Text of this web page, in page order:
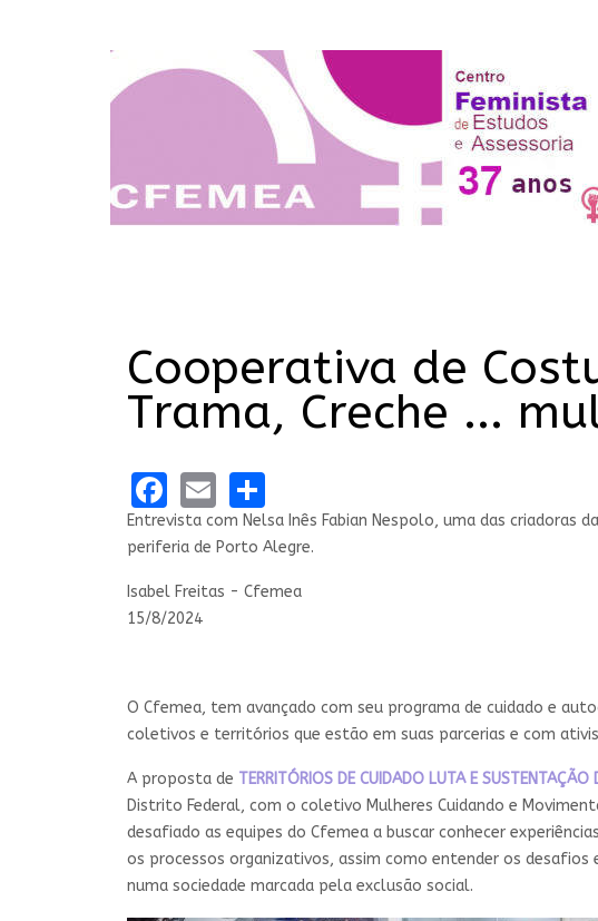
Cooperativa de
Trama, Creche ...
Facebook
Email
Entrevista com Nelsa Inês Fabian Nespolo, uma das criadoras
periferia de Porto Alegre.
Isabel Freitas - Cfemea
15/8/2024
O Cfemea, tem avançado com seu programa de cuidado e
coletivos e territórios que estão em suas parcerias e com
A proposta de TERRITÓRIOS DE CUIDADO LUTA E SUSTENTAÇÃO
Distrito Federal, com o coletivo Mulheres Cuidando e
desafiado as equipes do Cfemea a buscar conhecer
os processos organizativos, assim como entender os
numa sociedade marcada pela exclusão social.